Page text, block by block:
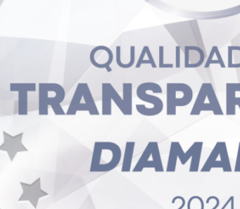
que está aberta a Consulta Pública nº 1/2025
,
e Esgotos de Rondônia
.
a 17 de abril de 2025
, de forma eletrônica. Os
dos serviços essenciais de